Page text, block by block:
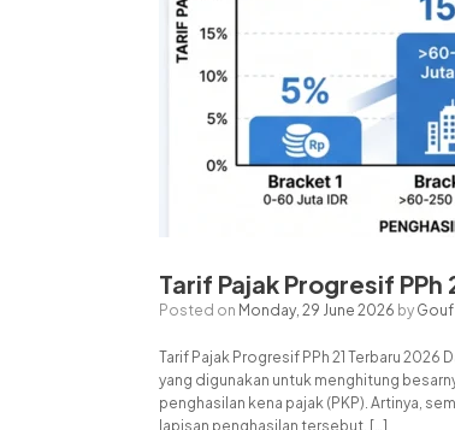
Tarif Pajak Progresif PPh
Posted on Monday, 29 June 2026 by
Tarif Pajak Progresif PPh 21 Terbaru
yang digunakan untuk menghitung
penghasilan kena pajak (PKP). Artinya,
lapisan penghasilan tersebut. […]